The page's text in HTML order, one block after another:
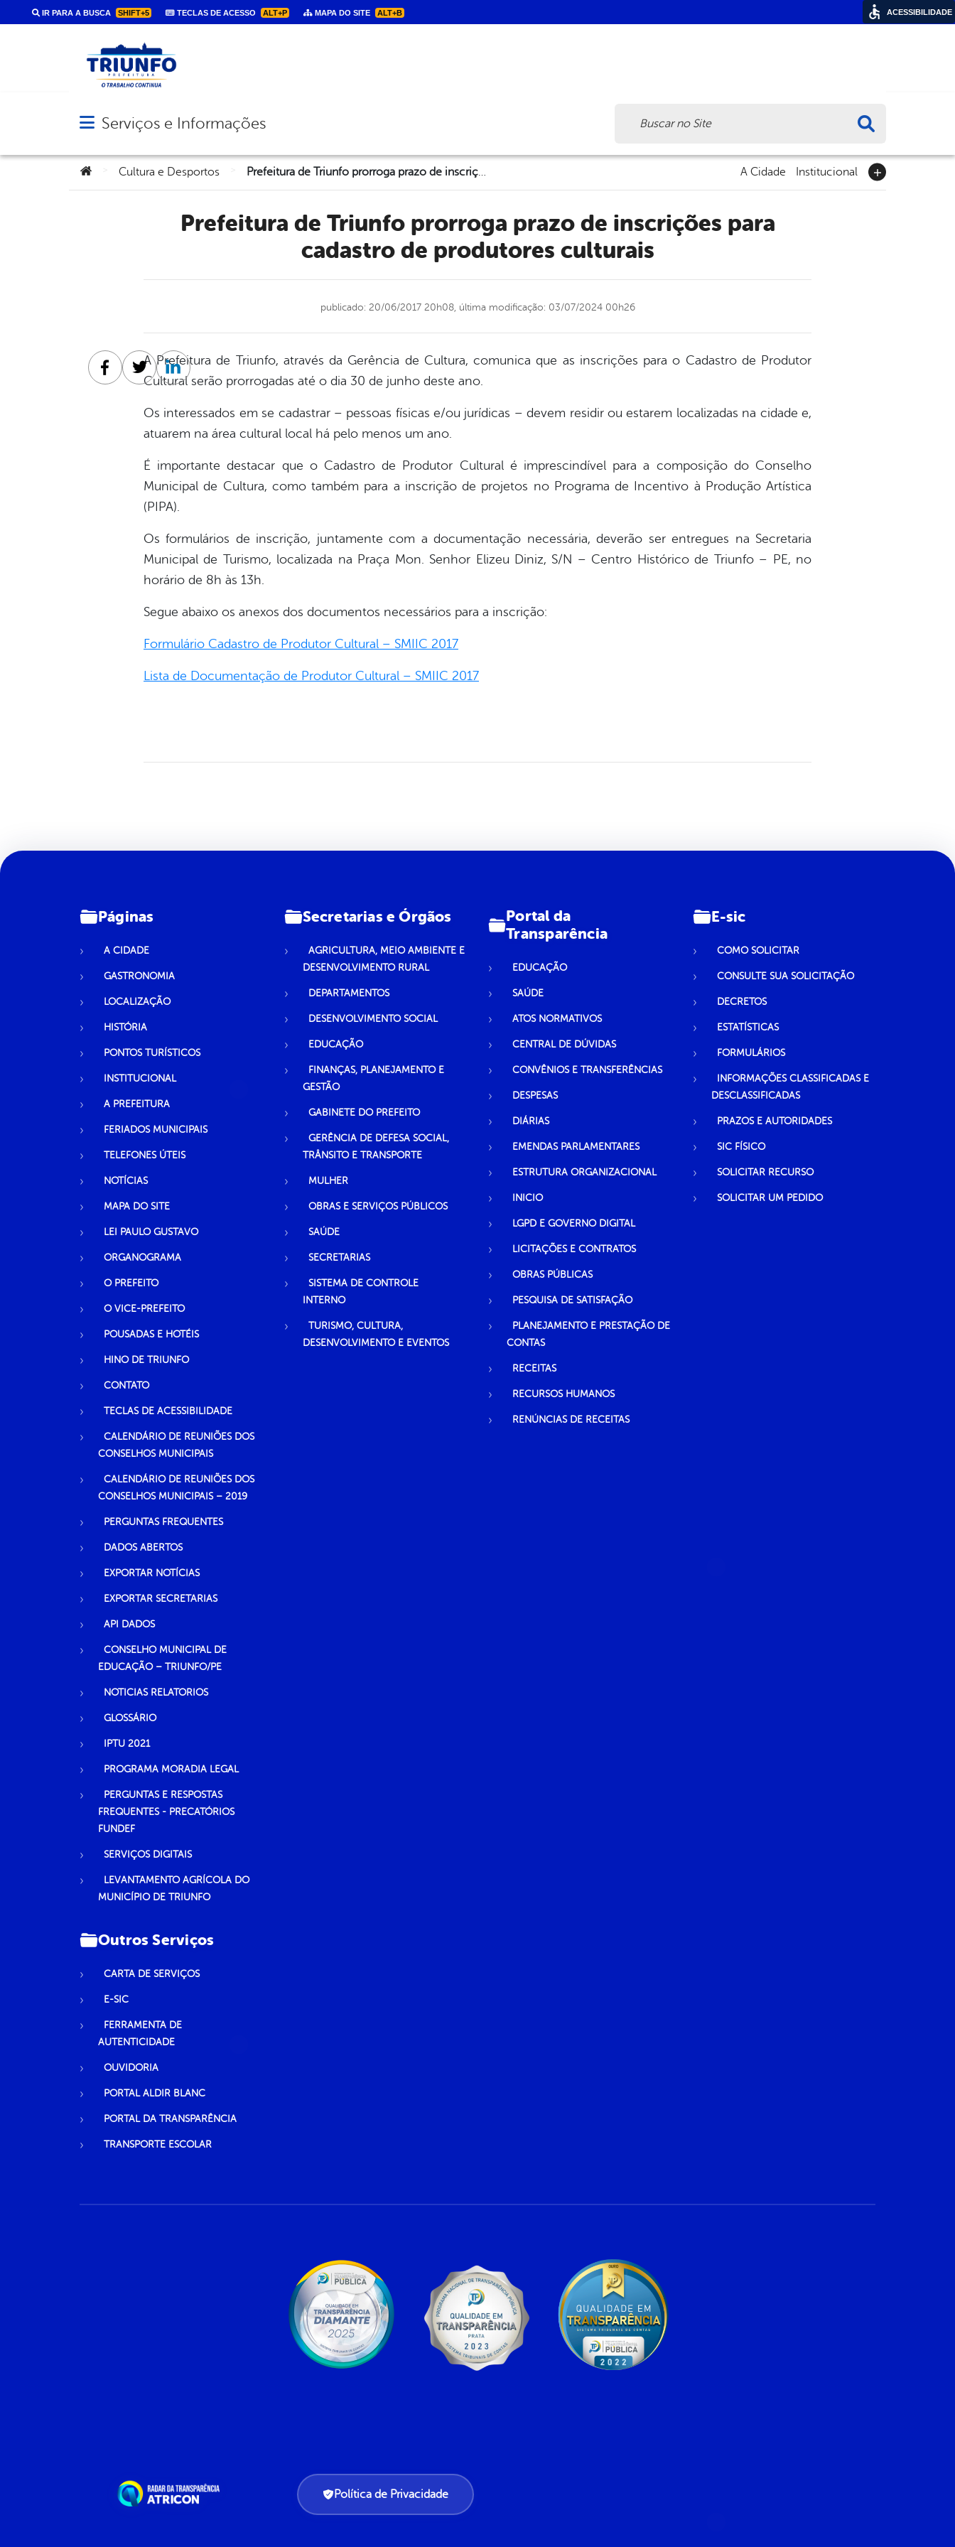
IR PARA A BUSCA SHIFT+5 TECLAS DE ACESSO ALT+P MAPA DO SITE ALT+B
Abrir menu principal de navegação
Serviços e Informações
Você está aqui:Cultura e Desportos Prefeitura de Triunfo prorroga prazo de inscrições para cadastro de produtores culturais A Cidade Institucional
Prefeitura de Triunfo prorroga prazo de inscrições para
cadastro de produtores culturais
publicado: 20/06/2017 20h08, última modificação: 03/07/2024 00h26
A Prefeitura de Triunfo, através da Gerência de Cultura, comunica que as inscrições para o Cadastro de Produtor
Cultural serão prorrogadas até o dia 30 de junho deste ano.
Os interessados em se cadastrar – pessoas físicas e/ou jurídicas – devem residir ou estarem localizadas na cidade e,
atuarem na área cultural local há pelo menos um ano.
É importante destacar que o Cadastro de Produtor Cultural é imprescindível para a composição do Conselho
Municipal de Cultura, como também para a inscrição de projetos no Programa de Incentivo à Produção Artística
(PIPA).
Os formulários de inscrição, juntamente com a documentação necessária, deverão ser entregues na Secretaria
Municipal de Turismo, localizada na Praça Mon. Senhor Elizeu Diniz, S/N – Centro Histórico de Triunfo – PE, no
horário de 8h às 13h.
Segue abaixo os anexos dos documentos necessários para a inscrição:
Formulário Cadastro de Produtor Cultural – SMIIC 2017
Lista de Documentação de Produtor Cultural – SMIIC 2017
Facebook
TwitterLinkedin
Páginas
A CIDADE
GASTRONOMIA
LOCALIZAÇÃO
HISTÓRIA
PONTOS TURÍSTICOS
INSTITUCIONAL
A PREFEITURA
FERIADOS MUNICIPAIS
TELEFONES ÚTEIS
NOTÍCIAS
MAPA DO SITE
LEI PAULO GUSTAVO
ORGANOGRAMA
O PREFEITO
O VICE-PREFEITO
POUSADAS E HOTÉIS
HINO DE TRIUNFO
CONTATO
TECLAS DE ACESSIBILIDADE
CALENDÁRIO DE REUNIÕES DOS
CONSELHOS MUNICIPAIS
CALENDÁRIO DE REUNIÕES DOS
CONSELHOS MUNICIPAIS – 2019
PERGUNTAS FREQUENTES
DADOS ABERTOS
EXPORTAR NOTÍCIAS
EXPORTAR SECRETARIAS
API DADOS
CONSELHO MUNICIPAL DE
EDUCAÇÃO – TRIUNFO/PE
NOTICIAS RELATORIOS
GLOSSÁRIO
IPTU 2021
PROGRAMA MORADIA LEGAL
PERGUNTAS E RESPOSTAS
FREQUENTES - PRECATÓRIOS
FUNDEF
SERVIÇOS DIGITAIS
LEVANTAMENTO AGRÍCOLA DO
MUNICÍPIO DE TRIUNFO
Secretarias e Órgãos
AGRICULTURA, MEIO AMBIENTE E
DESENVOLVIMENTO RURAL
DEPARTAMENTOS
DESENVOLVIMENTO SOCIAL
EDUCAÇÃO
FINANÇAS, PLANEJAMENTO E
GESTÃO
GABINETE DO PREFEITO
GERÊNCIA DE DEFESA SOCIAL,
TRÂNSITO E TRANSPORTE
MULHER
OBRAS E SERVIÇOS PÚBLICOS
SAÚDE
SECRETARIAS
SISTEMA DE CONTROLE
INTERNO
TURISMO, CULTURA,
DESENVOLVIMENTO E EVENTOS
Portal da
Transparência
EDUCAÇÃO
SAÚDE
ATOS NORMATIVOS
CENTRAL DE DÚVIDAS
CONVÊNIOS E TRANSFERÊNCIAS
DESPESAS
DIÁRIAS
EMENDAS PARLAMENTARES
ESTRUTURA ORGANIZACIONAL
INICIO
LGPD E GOVERNO DIGITAL
LICITAÇÕES E CONTRATOS
OBRAS PÚBLICAS
PESQUISA DE SATISFAÇÃO
PLANEJAMENTO E PRESTAÇÃO DE
CONTAS
RECEITAS
RECURSOS HUMANOS
RENÚNCIAS DE RECEITAS
E-sic
COMO SOLICITAR
CONSULTE SUA SOLICITAÇÃO
DECRETOS
ESTATÍSTICAS
FORMULÁRIOS
INFORMAÇÕES CLASSIFICADAS E
DESCLASSIFICADAS
PRAZOS E AUTORIDADES
SIC FÍSICO
SOLICITAR RECURSO
SOLICITAR UM PEDIDO
Outros Serviços
CARTA DE SERVIÇOS
E-SIC
FERRAMENTA DE
AUTENTICIDADE
OUVIDORIA
PORTAL ALDIR BLANC
PORTAL DA TRANSPARÊNCIA
TRANSPORTE ESCOLAR
Política de Privacidade
ACESSIBILIDADE